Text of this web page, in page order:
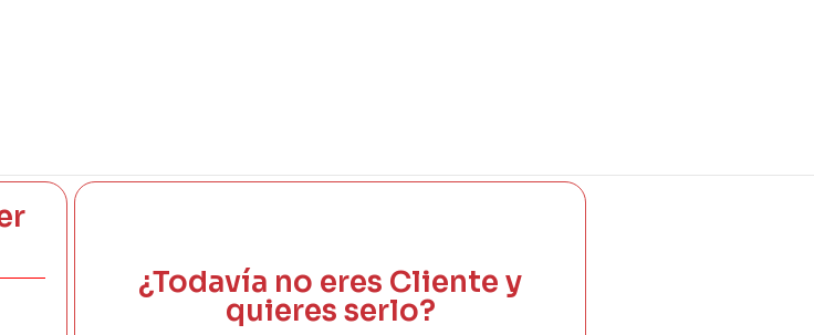
¿Todavía no eres Cliente y
quieres serlo?